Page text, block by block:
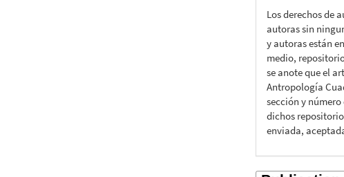
Los derechos de
autoras sin
y autoras están
medio,
se anote que el
Antropología
sección y
dichos
enviada,